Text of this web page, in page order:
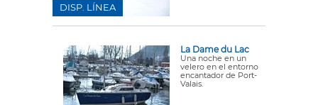
DISP. LÍNEA
La Dame du Lac
Una noche en un
velero en el entorno
encantador de Port-
Valais.